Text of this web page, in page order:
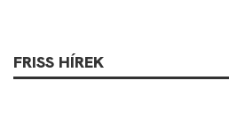
FRISS HÍREK